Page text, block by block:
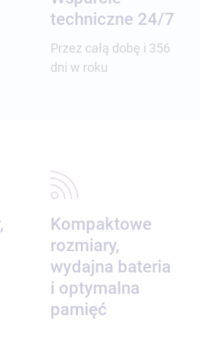
techniczne 24/7
Przez całą dobę i 356
dni w roku
Kompaktowe
rozmiary,
wydajna bateria
i optymalna
pamięć